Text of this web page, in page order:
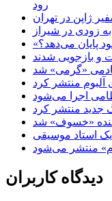
رود
ژاپن در تهران
زودی در شیراز
پایان می‌دهد؟
و بازجویی شدند
«گرمی» شد
منتشر کرد
اجرا می‌شود
منتشر کرد
«خسوف» شد
یک استاد موسیقی
منتشر می‌شود
دیدگاه کاربران